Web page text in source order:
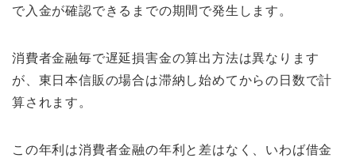
で入金が確認できるまでの期間で発生します。
消費者金融毎で遅延損害金の算出方法は異なります
が、東日本信販の場合は滞納し始めてからの日数で計
算されます。
この年利は消費者金融の年利と差はなく、いわば借金